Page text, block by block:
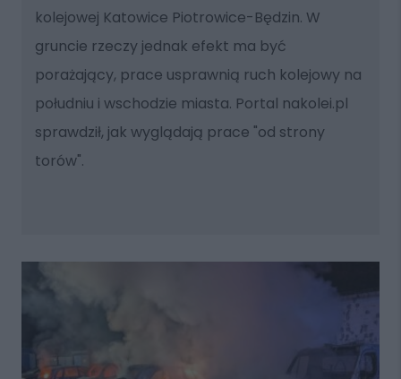
kolejowej Katowice Piotrowice-Będzin. W
gruncie rzeczy jednak efekt ma być
porażający, prace usprawnią ruch kolejowy na
południu i wschodzie miasta. Portal nakolei.pl
sprawdził, jak wyglądają prace "od strony
torów".